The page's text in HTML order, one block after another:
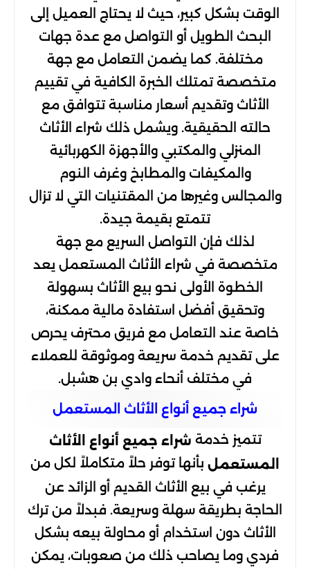
الوقت بشكل كبير، حيث لا يحتاج العميل إلى
البحث الطويل أو التواصل مع عدة جهات
مختلفة. كما يضمن التعامل مع جهة
متخصصة تمتلك الخبرة الكافية في تقييم
الأثاث وتقديم أسعار مناسبة تتوافق مع
حالته الحقيقية. ويشمل ذلك شراء الأثاث
المنزلي والمكتبي والأجهزة الكهربائية
والمكيفات والمطابخ وغرف النوم
والمجالس وغيرها من المقتنيات التي لا تزال
تتمتع بقيمة جيدة.
لذلك فإن التواصل السريع مع جهة
متخصصة في شراء الأثاث المستعمل يعد
الخطوة الأولى نحو بيع الأثاث بسهولة
وتحقيق أفضل استفادة مالية ممكنة،
خاصة عند التعامل مع فريق محترف يحرص
على تقديم خدمة سريعة وموثوقة للعملاء
في مختلف أنحاء وادي بن هشبل.
شراء جميع أنواع الأثاث المستعمل
تتميز خدمة شراء جميع أنواع الأثاث
المستعمل بأنها توفر حلاً متكاملاً لكل من
يرغب في بيع الأثاث القديم أو الزائد عن
الحاجة بطريقة سهلة وسريعة. فبدلاً من ترك
الأثاث دون استخدام أو محاولة بيعه بشكل
فردي وما يصاحب ذلك من صعوبات، يمكن